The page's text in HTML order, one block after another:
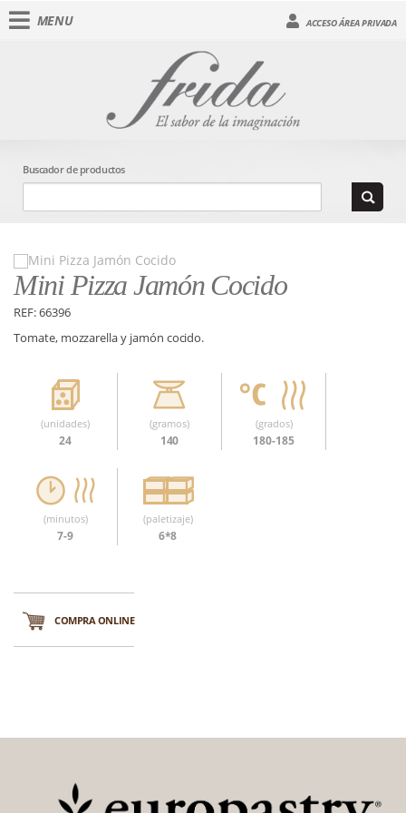
MENU ACCESO ÁREA PRIVADA
Buscador de productos
Mini Pizza Jamón Cocido
REF: 66396
Tomate, mozzarella y jamón cocido.
(unidades)
24
(gramos)
140
(grados)
180-185
(minutos)
7-9
(paletizaje)
6*8
COMPRA ONLINE